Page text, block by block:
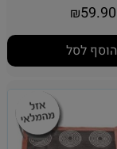
₪59.90
הוסף לסל